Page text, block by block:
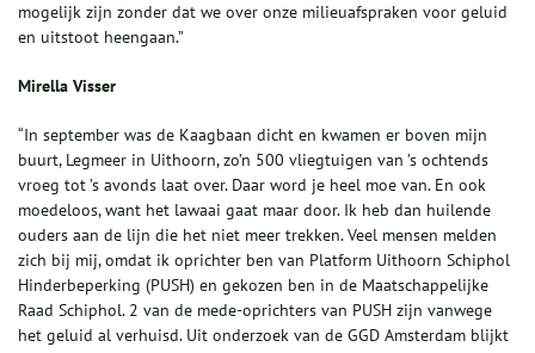
mogelijk zijn zonder dat we over onze milieuaf­spra­ken voor geluid
en uitstoot heengaan.”
Mirella Visser
“In september was de Kaagbaan dicht en kwamen er boven mijn
buurt, Legmeer in Uithoorn, zo’n 500 vlieg­tuigen van ’s ochtends
vroeg tot ’s avonds laat over. Daar word je heel moe van. En ook
moedeloos, want het lawaai gaat maar door. Ik heb dan huilende
ouders aan de lijn die het niet meer trekken. Veel mensen melden
zich bij mij, omdat ik oprichter ben van Platform Uithoorn Schiphol
Hinder­beper­king (PUSH) en gekozen ben in de Maatschappelijke
Raad Schiphol. 2 van de mede-oprichters van PUSH zijn vanwege
het geluid al verhuisd. Uit onderzoek van de GGD Amsterdam blijkt